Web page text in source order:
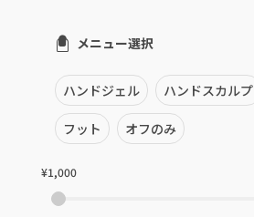
円山周辺
白石区・厚別区・清田区
すすきの・市電沿線
メニュー選択
ハンドジェル ハンドスカルプ
フット オフのみ
¥1,000